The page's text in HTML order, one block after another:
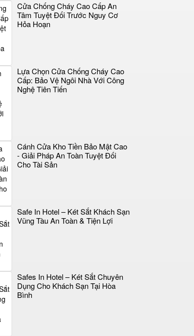
Cửa Chống Cháy Cao Cấp An
Tâm Tuyệt Đối Trước Nguy Cơ
Hỏa Hoạn
Lựa Chọn Cửa Chống Cháy Cao
Cấp: Bảo Vệ Ngôi Nhà Với Công
Nghệ Tiên Tiến
Cánh Cửa Kho Tiền Bảo Mật Cao
- Giải Pháp An Toàn Tuyệt Đối
Cho Tài Sản
Safe In Hotel – Két Sắt Khách Sạn
Vũng Tàu An Toàn & Tiện Lợi
Safes In Hotel – Két Sắt Chuyên
Dụng Cho Khách Sạn Tại Hòa
Bình